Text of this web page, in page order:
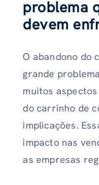
problema
devem
O abandono do
grande
muitos
do carrinho de
implicações.
impacto nas
as empresas